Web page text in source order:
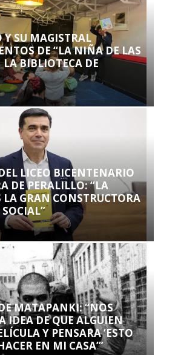
SU MAGISTRAL
DE “LA NIÑA DE LAS
LA BIBLIOTECA DE
LICEO BICENTENARIO
DE PERALILLO: “LA
LA GRAN CONSTRUCTORA
MATAPANKI: “NOS
IDEA DE QUE ALGUIEN
Y PENSARA ‘ESTO
EN MI CASA’”